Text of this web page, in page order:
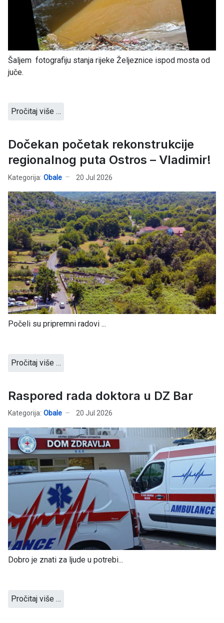
Šaljem fotografiju stanja rijeke Željeznice ispod mosta od
juče.
Pročitaj više …
Dočekan početak rekonstrukcije
regionalnog puta Ostros – Vladimir!
Kategorija: Obale 20 Jul 2026
Počeli su pripremni radovi ...
Pročitaj više …
Raspored rada doktora u DZ Bar
Kategorija: Obale 20 Jul 2026
Dobro je znati za ljude u potrebi...
Pročitaj više …